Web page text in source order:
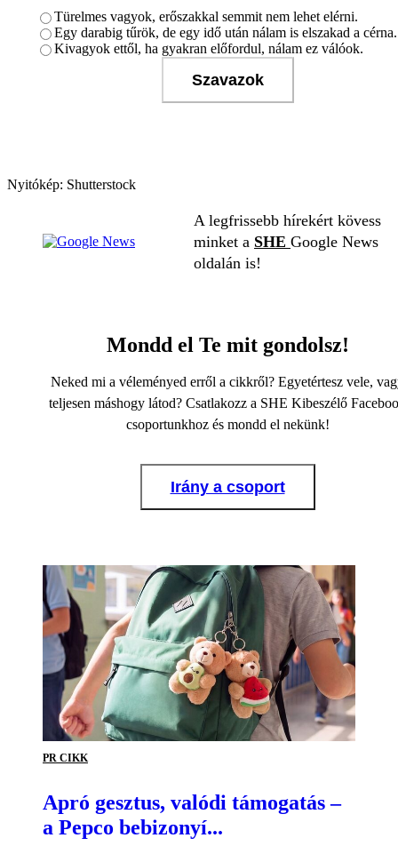
Türelmes vagyok, erőszakkal semmit nem lehet elérni.
Egy darabig tűrök, de egy idő után nálam is elszakad a cérna.
Kivagyok ettől, ha gyakran előfordul, nálam ez válóok.
Szavazok
Nyitókép: Shutterstock
A legfrissebb hírekért kövess
minket a SHE Google News
oldalán is!
Mondd el Te mit gondolsz!
Neked mi a véleményed erről a cikkről? Egyetértesz vele,
teljesen máshogy látod? Csatlakozz a SHE Kibeszélő
csoportunkhoz és mondd el nekünk!
Irány a csoport
PR CIKK
Apró gesztus, valódi támogatás –
a Pepco bebizonyí...